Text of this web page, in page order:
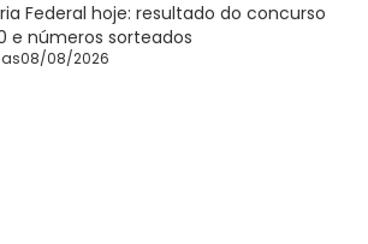
Federal hoje: resultado do concurso
e números sorteados
08/08/2026